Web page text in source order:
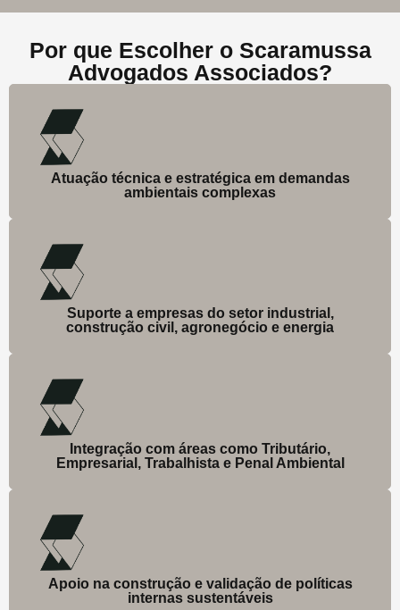
Por que Escolher o Scaramussa
Advogados Associados?
Atuação técnica e estratégica em demandas
ambientais complexas
Suporte a empresas do setor industrial,
construção civil, agronegócio e energia
Integração com áreas como Tributário,
Empresarial, Trabalhista e Penal Ambiental
Apoio na construção e validação de políticas
internas sustentáveis